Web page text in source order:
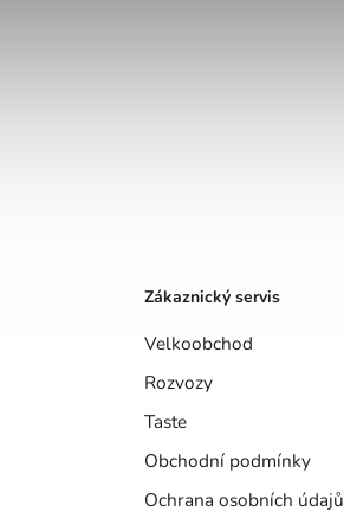
Zákaznický servis
Velkoobchod
Rozvozy
Taste
Obchodní podmínky
Ochrana osobních údajů